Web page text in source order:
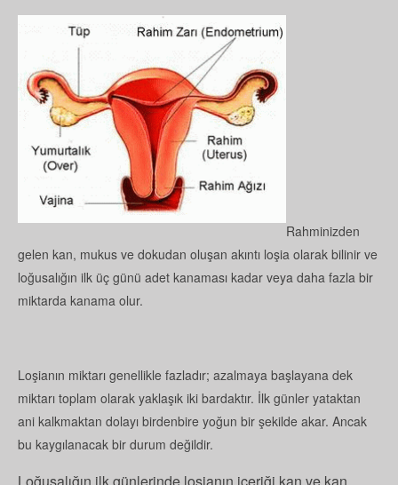
Rahminizden
gelen kan, mukus ve dokudan oluşan akıntı loşia olarak bilinir ve
loğusalığın ilk üç günü adet kanaması kadar veya daha fazla bir
miktarda kanama olur.
Loşianın miktarı genellikle fazladır; azalmaya başlayana dek
miktarı toplam olarak yaklaşık iki bardaktır. İlk günler yataktan
ani kalkmaktan dolayı birdenbire yoğun bir şekilde akar. Ancak
bu kaygılanacak bir durum değildir.
Loğusalığın ilk günlerinde loşianın içeriği kan ve kan